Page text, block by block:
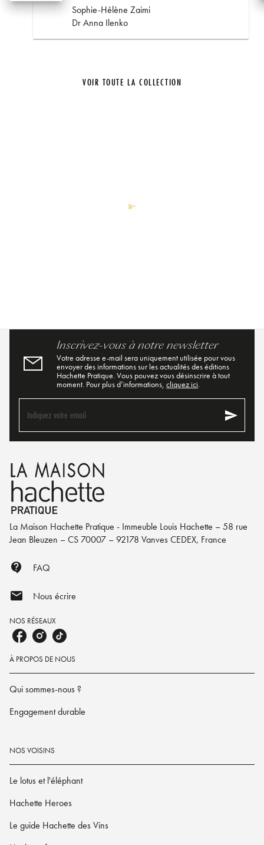
Sophie-Hélène Zaimi
Dr Anna Ilenko
VOIR TOUTE LA COLLECTION
Inscrivez-vous à notre newsletter
Votre adresse e-mail sera uniquement utilisée pour vous
envoyer des informations sur les actualités des éditions
Hachette Pratique. Vous pouvez vous désinscrire à tout
moment. Pour plus d’informations, cliquez ici.
Indiquez votre email send
La Maison Hachette Pratique - Immeuble Louis Hachette – 58 rue
Jean Bleuzen – CS 70007 – 92178 Vanves CEDEX, France
contact_support FAQ
mail Nous écrire
NOS RÉSEAUX
À PROPOS DE NOUS
Qui sommes-nous ?
Engagement durable
NOS VOISINS
Le lotus et l'éléphant
Hachette Heroes
Le guide Hachette des Vins